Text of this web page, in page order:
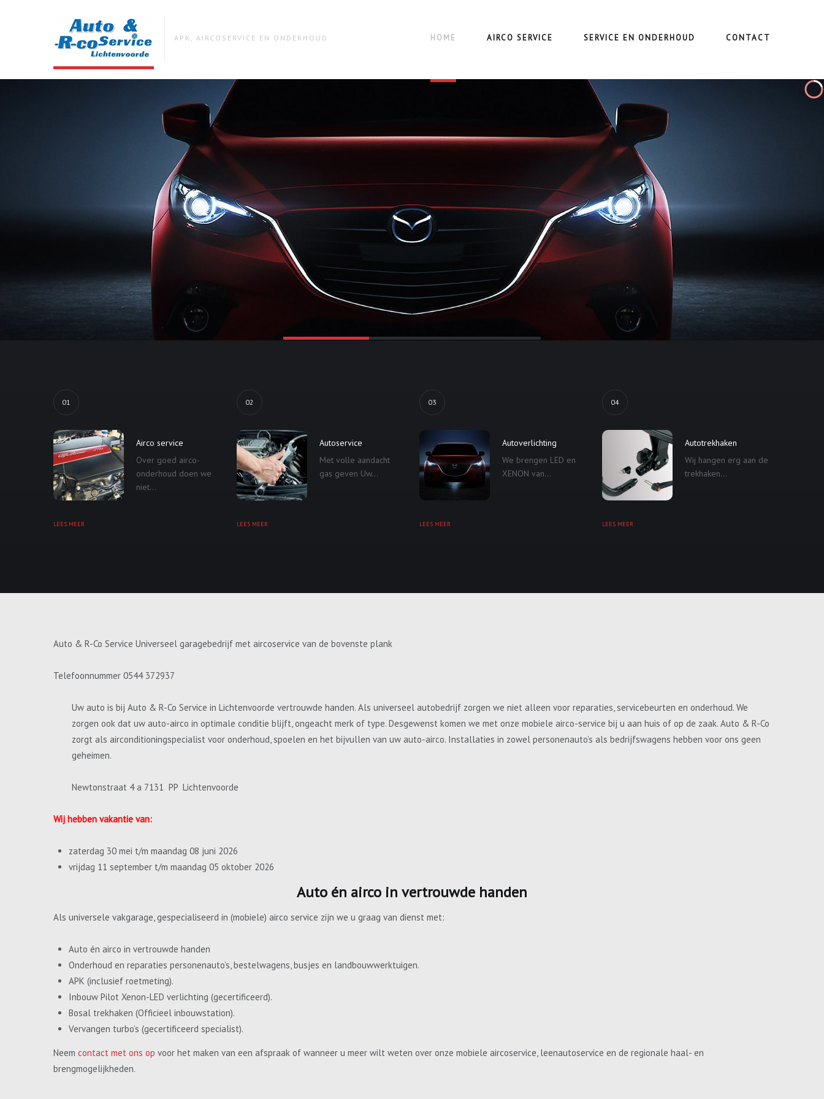
APK, AIRCOSERVICE EN ONDERHOUD HOME AIRCO SERVICE SERVICE EN ONDERHOUD CONTACT
01
Airco service
Over goed airco-
onderhoud doen we
niet...
LEES MEER
02
Autoservice
Met volle aandacht
gas geven Uw...
LEES MEER
03
Autoverlichting
We brengen LED en
XENON van...
LEES MEER
04
Autotrekhaken
Wij hangen erg aan de
trekhaken...
LEES MEER
Auto & R-Co Service Universeel garagebedrijf met aircoservice van de bovenste plank
Telefoonnummer 0544 372937
Uw auto is bij Auto & R-Co Service in Lichtenvoorde vertrouwde handen. Als universeel autobedrijf zorgen we niet alleen voor reparaties, servicebeurten en onderhoud. We
zorgen ook dat uw auto-airco in optimale conditie blijft, ongeacht merk of type. Desgewenst komen we met onze mobiele airco-service bij u aan huis of op de zaak. Auto & R-Co
zorgt als airconditioningspecialist voor onderhoud, spoelen en het bijvullen van uw auto-airco. Installaties in zowel personenauto’s als bedrijfswagens hebben voor ons geen
geheimen.
Newtonstraat 4 a 7131 PP Lichtenvoorde
Wij hebben vakantie van:
zaterdag 30 mei t/m maandag 08 juni 2026
vrijdag 11 september t/m maandag 05 oktober 2026
Auto én airco in vertrouwde handen
Als universele vakgarage, gespecialiseerd in (mobiele) airco service zijn we u graag van dienst met:
Auto én airco in vertrouwde handen
Onderhoud en reparaties personenauto’s, bestelwagens, busjes en landbouwwerktuigen.
APK (inclusief roetmeting).
Inbouw Pilot Xenon-LED verlichting (gecertificeerd).
Bosal trekhaken (Officieel inbouwstation).
Vervangen turbo’s (gecertificeerd specialist).
Neem contact met ons op voor het maken van een afspraak of wanneer u meer wilt weten over onze mobiele aircoservice, leenautoservice en de regionale haal- en
brengmogelijkheden.